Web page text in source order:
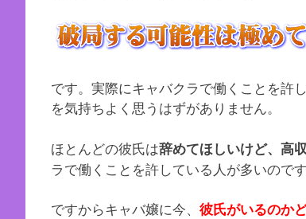
です。実際にキャバクラで働くことを許
を気持ちよく思うはずがありません。
ほとんどの彼氏は辞めてほしいけど、高
ラで働くことを許している人が多いのです
ですからキャバ嬢に今、 彼氏がいるのか